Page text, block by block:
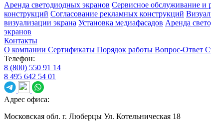
Аренда светодиодных экранов Сервисное обслуживание и
конструкций Согласование рекламных конструкций
визуализации экрана Установка медиафасадов Аренда
экранов
Контакты
О компании Сертификаты Порядок работы Вопрос-Ответ
Телефон:
8 (800) 550 91 14
8 495 642 54 01
Адрес офиса:
Московская обл. г. Люберцы Ул. Котельническая 18